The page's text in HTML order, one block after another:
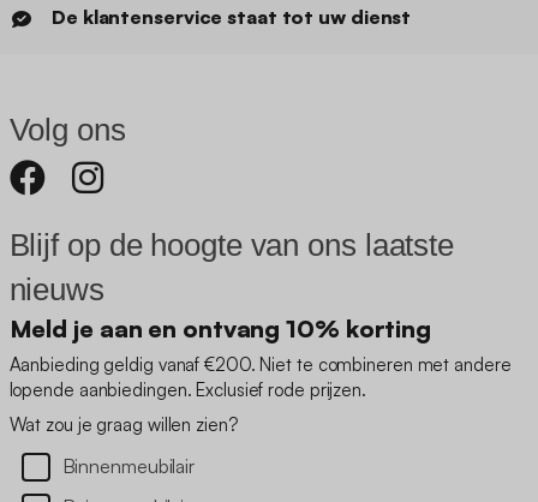
De klantenservice staat tot uw dienst
Volg ons
Blijf op de hoogte van ons laatste
nieuws
Meld je aan en ontvang 10% korting
Aanbieding geldig vanaf €200. Niet te combineren met andere
lopende aanbiedingen. Exclusief rode prijzen.
Wat zou je graag willen zien?
Binnenmeubilair